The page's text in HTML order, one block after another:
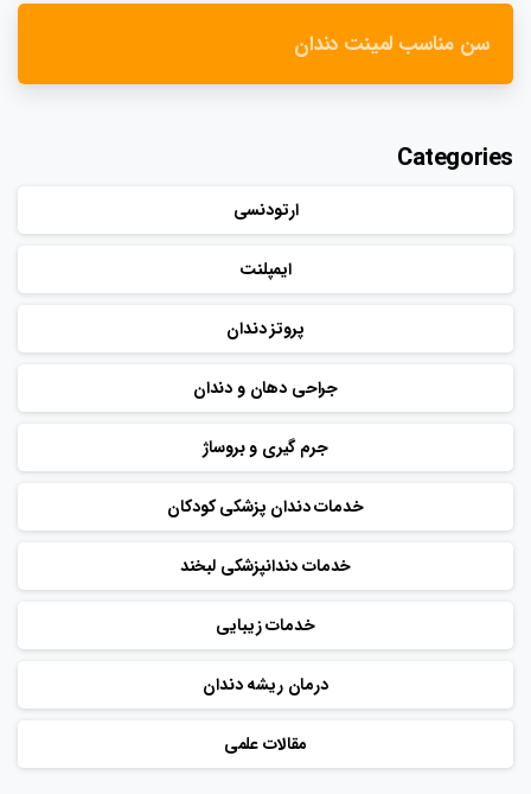
سن مناسب لمینت دندان
Categories
ارتودنسی
ایمپلنت
پروتز دندان
جراحی دهان و دندان
جرم گیری و بروساژ
خدمات دندان پزشکی کودکان
خدمات دندانپزشکی لبخند
خدمات زیبایی
درمان ریشه دندان
مقالات علمی